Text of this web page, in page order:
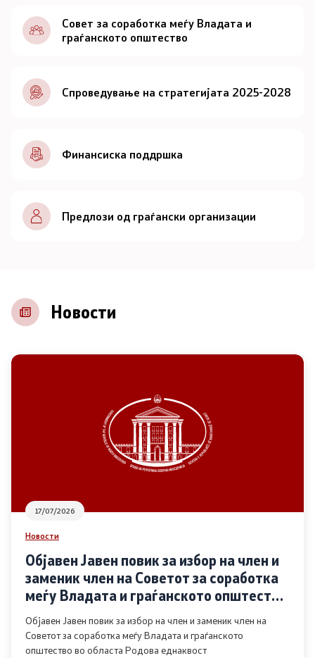
Документи
Совет
За советот
Документи
Записници и дневни редови од седниците на
Советот
Контакт
Основање на здружение
Дијалог меѓу Владата и граѓанскиот сектор
Отворени денови за иницијативи на граѓанските
организации
Финансиска поддршка
Совет за соработка меѓу Владата и
граѓанското општество
Спроведување на стратегијата 2025-2028
Финансиска поддршка
Предлози од граѓански организации
Новости
17/07/2026
Новости
Објавен Јавен повик за избор на член и
заменик член на Советот за соработка
меѓу Владата и граѓанското општество
во областа Родова еднаквост
Објавен Јавен повик за избор на член и заменик член на
Советот за соработка меѓу Владата и граѓанското
општество во областа Родова еднаквост